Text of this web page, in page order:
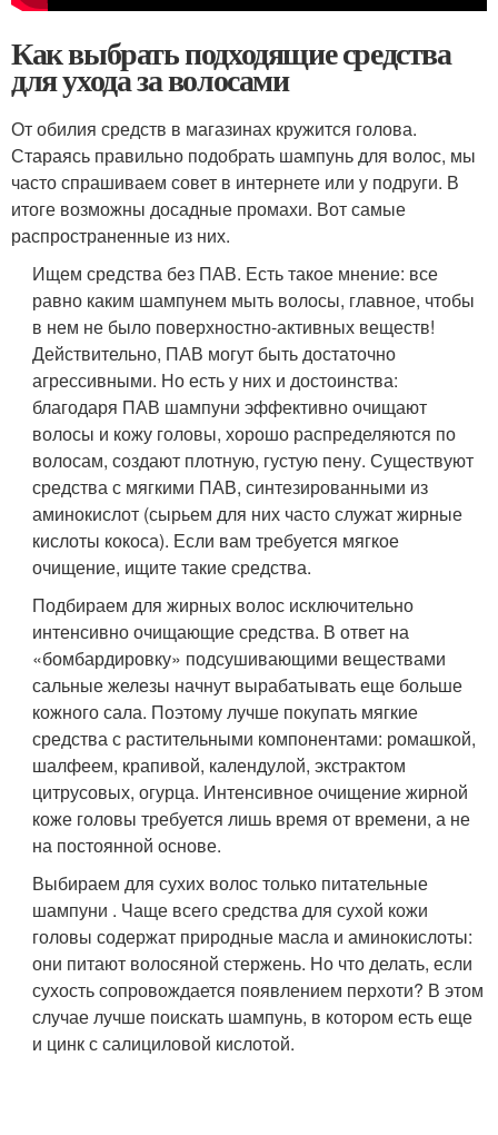
Как выбрать подходящие средства
для ухода за волосами
От обилия средств в магазинах кружится голова.
Стараясь правильно подобрать шампунь для волос, мы
часто спрашиваем совет в интернете или у подруги. В
итоге возможны досадные промахи. Вот самые
распространенные из них.
Ищем средства без ПАВ. Есть такое мнение: все
равно каким шампунем мыть волосы, главное, чтобы
в нем не было поверхностно-активных веществ!
Действительно, ПАВ могут быть достаточно
агрессивными. Но есть у них и достоинства:
благодаря ПАВ шампуни эффективно очищают
волосы и кожу головы, хорошо распределяются по
волосам, создают плотную, густую пену. Существуют
средства с мягкими ПАВ, синтезированными из
аминокислот (сырьем для них часто служат жирные
кислоты кокоса). Если вам требуется мягкое
очищение, ищите такие средства.
Подбираем для жирных волос исключительно
интенсивно очищающие средства. В ответ на
«бомбардировку» подсушивающими веществами
сальные железы начнут вырабатывать еще больше
кожного сала. Поэтому лучше покупать мягкие
средства с растительными компонентами: ромашкой,
шалфеем, крапивой, календулой, экстрактом
цитрусовых, огурца. Интенсивное очищение жирной
коже головы требуется лишь время от времени, а не
на постоянной основе.
Выбираем для сухих волос только питательные
шампуни . Чаще всего средства для сухой кожи
головы содержат природные масла и аминокислоты:
они питают волосяной стержень. Но что делать, если
сухость сопровождается появлением перхоти? В этом
случае лучше поискать шампунь, в котором есть еще
и цинк с салициловой кислотой.